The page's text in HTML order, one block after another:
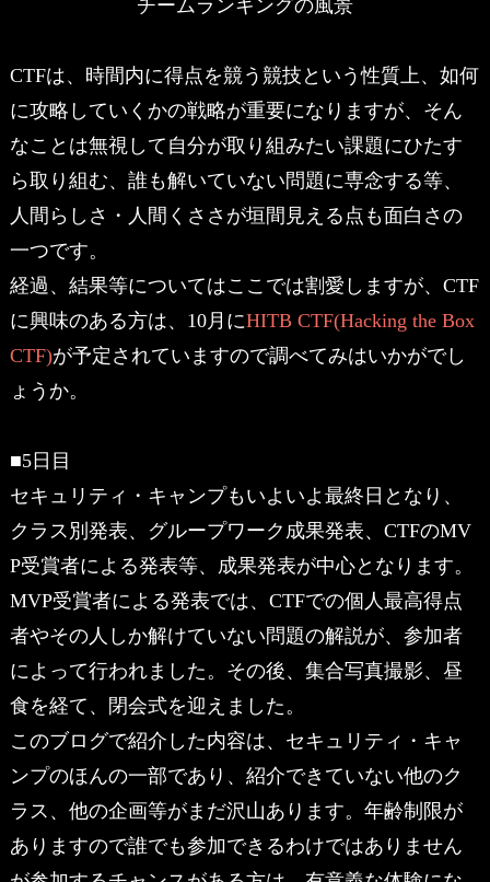
チームランキングの風景
CTFは、時間内に得点を競う競技という性質上、如何
に攻略していくかの戦略が重要になりますが、そん
なことは無視して自分が取り組みたい課題にひたす
ら取り組む、誰も解いていない問題に専念する等、
人間らしさ・人間くささが垣間見える点も面白さの
一つです。
経過、結果等についてはここでは割愛しますが、CTF
に興味のある方は、10月にHITB CTF(Hacking the Box
CTF)が予定されていますので調べてみはいかがでし
ょうか。
■5日目
セキュリティ・キャンプもいよいよ最終日となり、
クラス別発表、グループワーク成果発表、CTFのMV
P受賞者による発表等、成果発表が中心となります。
MVP受賞者による発表では、CTFでの個人最高得点
者やその人しか解けていない問題の解説が、参加者
によって行われました。その後、集合写真撮影、昼
食を経て、閉会式を迎えました。
このブログで紹介した内容は、セキュリティ・キャ
ンプのほんの一部であり、紹介できていない他のク
ラス、他の企画等がまだ沢山あります。年齢制限が
ありますので誰でも参加できるわけではありません